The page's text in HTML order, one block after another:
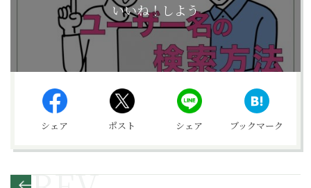
いいね！しよう
シェア ポスト シェア ブックマーク